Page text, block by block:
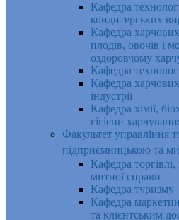
Кафедра
кондитерських
Кафедра
плодів, овочів і
оздоровчому
Кафедра
Кафедра
індустрії
Кафедра хімії,
гігієни
Факультет управління
підприємницькою та
Кафедра
митної справи
Кафедра туризму
Кафедра
та клієнтським